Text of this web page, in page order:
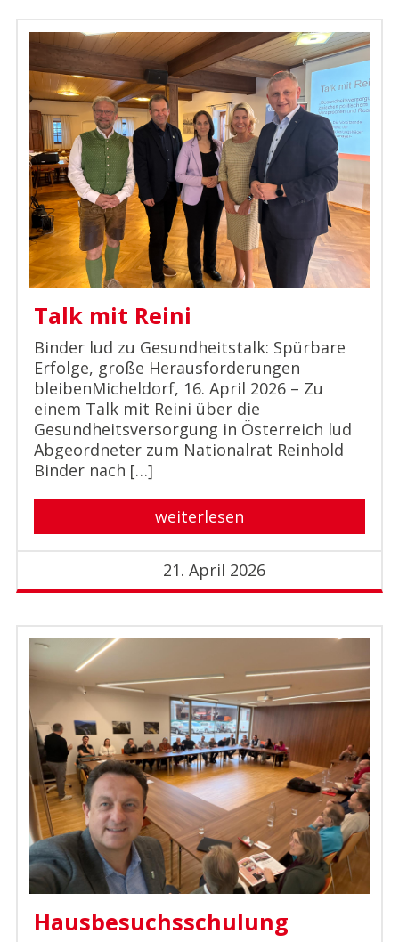
Talk mit Reini
Binder lud zu Gesundheitstalk: Spürbare
Erfolge, große Herausforderungen
bleibenMicheldorf, 16. April 2026 – Zu
einem Talk mit Reini über die
Gesundheitsversorgung in Österreich lud
Abgeordneter zum Nationalrat Reinhold
Binder nach […]
weiterlesen
21. April 2026
Hausbesuchsschulung